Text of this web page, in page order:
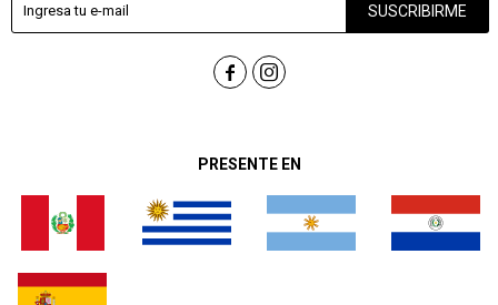
PRESENTE EN
SUSCRIBIRME
 